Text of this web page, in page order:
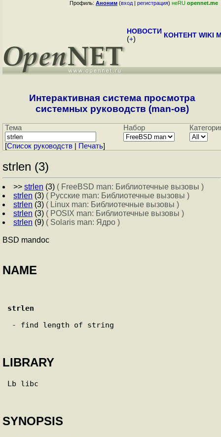
Профиль: Аноним (вход | регистрация) неRU opennet.me
НОВОСТИ
(+) КОНТЕНТ WIKI
Интерактивная система просмотра
системных руководств (man-ов)
Тема Набор
[Cписок руководств Печать]
strlen (3)
>> strlen (3) ( FreeBSD man: Библиотечные вызовы )
strlen (3) ( Русские man: Библиотечные вызовы )
strlen (3) ( Linux man: Библиотечные вызовы )
strlen (3) ( POSIX man: Библиотечные вызовы )
strlen (9) ( Solaris man: Ядро )
BSD mandoc
NAME
strlen
LIBRARY
Lb libc
SYNOPSIS